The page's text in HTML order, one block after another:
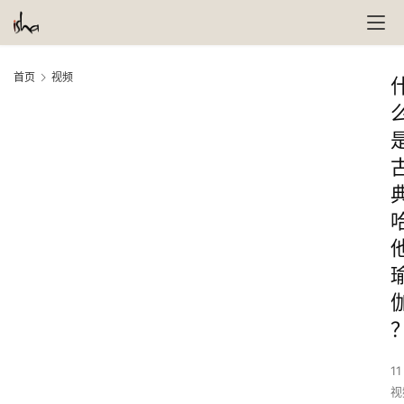
首页 视频